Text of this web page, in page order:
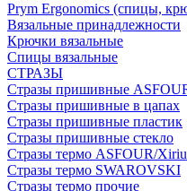
Prym Ergonomics (спицы,
Вязальные принадлежности
Крючки вязальные
Спицы вязальные
СТРАЗЫ
Стразы пришивные
Стразы пришивные в цапах
Стразы пришивные пластик
Стразы пришивные стекло
Стразы термо ASFOUR/
Стразы термо SWAROVSKI
Стразы термо прочие